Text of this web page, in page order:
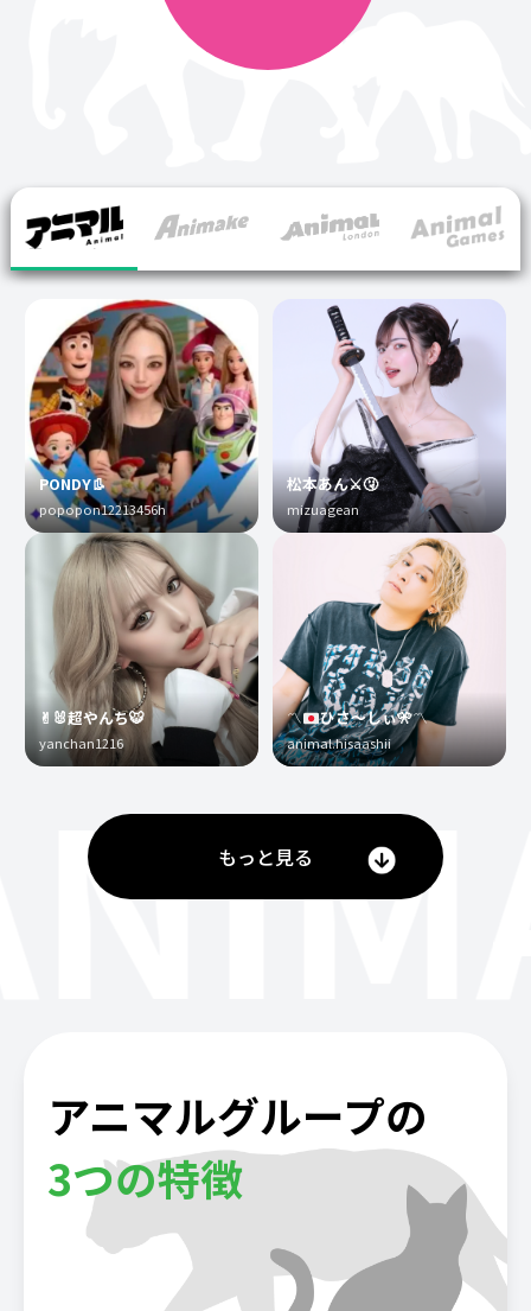
PONDY👢
popopon12213456h
✌︎🐰超やんち🐯
yanchan1216
松本あん⚔️🤧
mizuagean
〽️ ひさ〜しぃ🎌〽️
animal.hisaashii
もっと見る
アニマルグループの
3つの特徴